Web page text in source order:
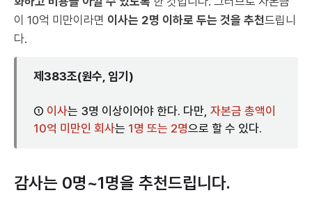
이 10억 미만이라면 이사는 2명 이하로 두는 것을 추천드립니
다.
제383조(원수, 임기)
① 이사는 3명 이상이어야 한다. 다만, 자본금 총액이
10억 미만인 회사는 1명 또는 2명으로 할 수 있다.
감사는 0명~1명을 추천드립니다.